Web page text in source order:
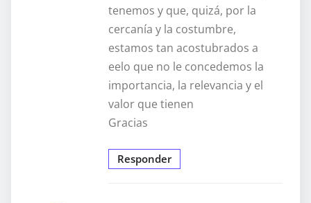
tenemos y que, quizá, por la
cercanía y la costumbre,
estamos tan acostubrados a
eelo que no le concedemos la
importancia, la relevancia y el
valor que tienen
Gracias
Responder